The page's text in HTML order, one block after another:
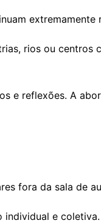
extremamente
rios ou centros
e reflexões. A
fora da sala de
e